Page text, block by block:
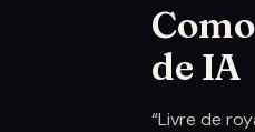
de IA
“Livre de